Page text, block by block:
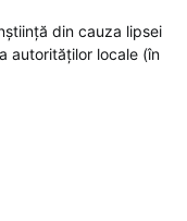
din cauza lipsei
autorităților locale (în